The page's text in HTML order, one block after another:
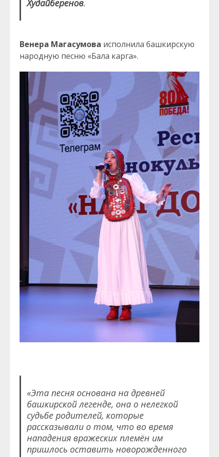
Худайберенов.
Венера Магасумова исполнила башкирскую
народную песню «Бала карга».
«Эта песня основана на древней
башкирской легенде, она о нелегкой
судьбе родителей, которые
рассказывали о том, что во время
нападения вражеских племён им
пришлось оставить новорожденного